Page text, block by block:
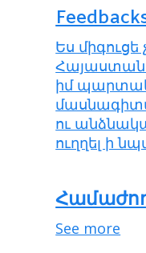
Ես
իմ
ու
ուղղել ի
See more